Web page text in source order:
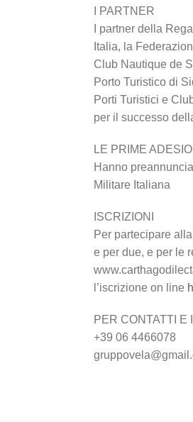
I PARTNER
I partner della
Italia, la
Club Nautique de
Porto Turistico di
Porti Turistici e
per il successo
LE PRIME
Hanno
Militare Italiana
ISCRIZIONI
Per partecipare
e per due, e per le
l’iscrizione on line
PER CONTATTI E
+39 06 4466078